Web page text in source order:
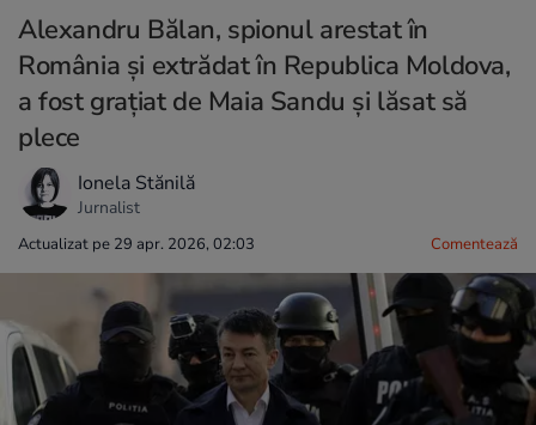
Alexandru Bălan, spionul arestat în
România și extrădat în Republica Moldova,
a fost grațiat de Maia Sandu și lăsat să
plece
Ionela Stănilă
Jurnalist
Actualizat pe 29 apr. 2026, 02:03 Comentează